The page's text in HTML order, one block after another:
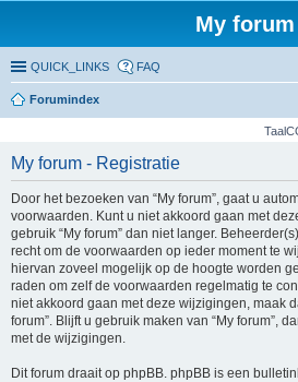
My forum
QUICK_LINKS FAQ
Forumindex
My forum - Registratie
Door het bezoeken van “My forum”, gaat u
voorwaarden. Kunt u niet akkoord gaan met
gebruik “My forum” dan niet langer.
recht om de voorwaarden op ieder moment te
hiervan zoveel mogelijk op de hoogte worden
raden om zelf de voorwaarden regelmatig te
niet akkoord gaan met deze wijzigingen, maak
forum”. Blijft u gebruik maken van “My forum”,
met de wijzigingen.
Dit forum draait op phpBB. phpBB is een